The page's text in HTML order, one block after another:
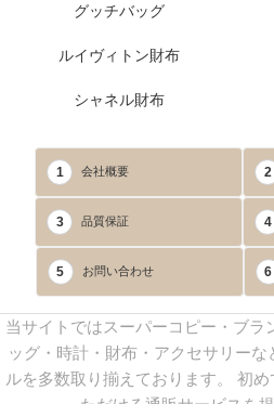
グッチバッグ
ルイヴィトン財布
シャネル財布
1 会社概要 2
3 品質保証 4
5 お問い合わせ 6
当サイトではスーパーコピー・ブラ
ッグ・時計・財布・アクセサリー
ルを多数取り揃えております。 初
ただける通販サービスを